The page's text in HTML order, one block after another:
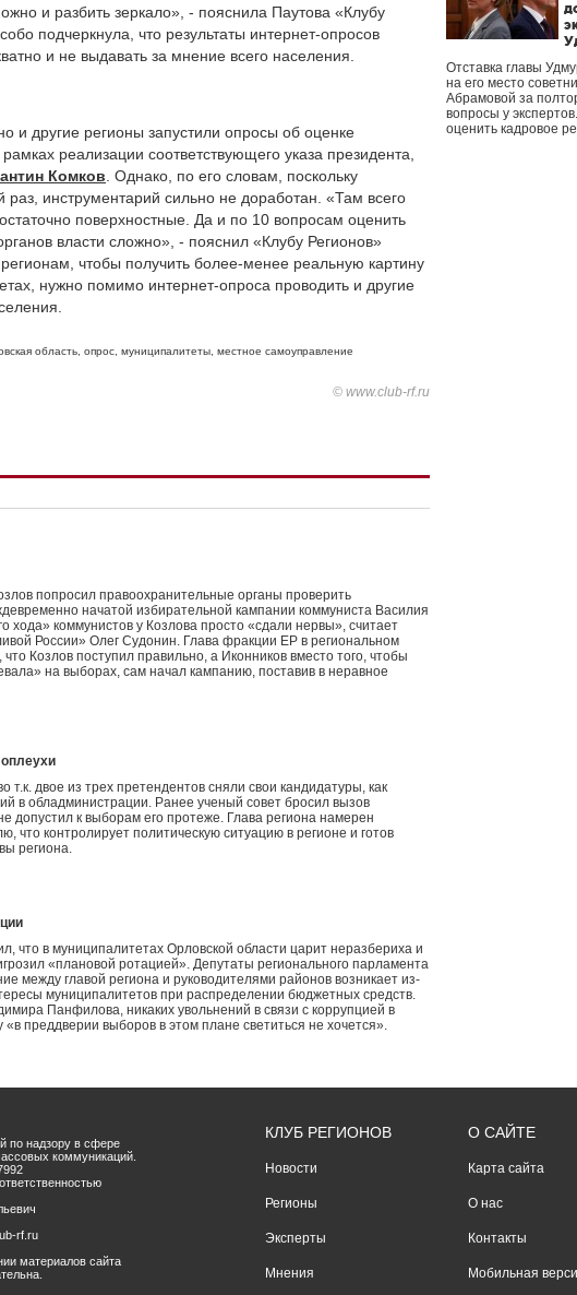
и разбить зеркало», - пояснила Паутова «Клубу
подчеркнула, что результаты интернет-опросов
и не выдавать за мнение всего населения.
но и другие регионы запустили опросы об оценке
реализации соответствующего указа президента,
Комков . Однако, по его словам, поскольку
раз, инструментарий сильно не доработан. «Там всего
поверхностные. Да и по 10 вопросам оценить
власти сложно», - пояснил «Клубу Регионов»
чтобы получить более-менее реальную картину
нужно помимо интернет-опроса проводить и другие
область опрос муниципалитеты местное самоуправление
© www.club-rf.ru
попросил правоохранительные органы проверить
начатой избирательной кампании коммуниста Василия
хода» коммунистов у Козлова просто «сдали нервы», считает
России» Олег Судонин. Глава фракции ЕР в региональном
Козлов поступил правильно, а Иконников вместо того, чтобы
на выборах, сам начал кампанию, поставив в неравное
двое из трех претендентов сняли свои кандидатуры, как
в обладминистрации. Ранее ученый совет бросил вызов
допустил к выборам его протеже. Глава региона намерен
что контролирует политическую ситуацию в регионе и готов
региона.
что в муниципалитетах Орловской области царит неразбериха и
«плановой ротацией». Депутаты регионального парламента
между главой региона и руководителями районов возникает из-
муниципалитетов при распределении бюджетных средств.
Панфилова, никаких увольнений в связи с коррупцией в
«в преддверии выборов в этом плане светиться не хочется».
Отставка главы
на его место
Абрамовой за
вопросы у
оценить кадровое
по надзору в сфере
коммуникаций.
rf.ru
материалов сайта
КЛУБ РЕГИОНОВ
Новости
Регионы
Эксперты
Мнения
О САЙТЕ
Карта сайта
О нас
Контакты
Мобильная